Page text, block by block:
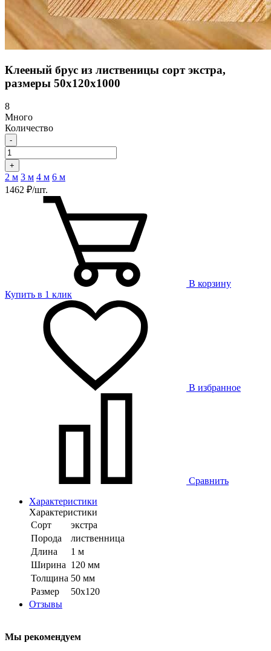
Клееный брус из лиственицы сорт экстра,
размеры 50х120х1000
8
Много
Количество
-
+
2 м 3 м 4 м 6 м
1462 ₽/шт.
В корзину
Купить в 1 клик
В избранное
Сравнить
Характеристики
Характеристики
Сорт
экстра
Порода
лиственница
Длина
1 м
Ширина 120 мм
Толщина 50 мм
Размер
50х120
Отзывы
Мы рекомендуем